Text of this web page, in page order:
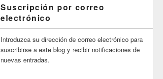
Suscripción por correo
electrónico
Introduzca su dirección de correo electrónico para
suscribirse a este blog y recibir notificaciones de
nuevas entradas.